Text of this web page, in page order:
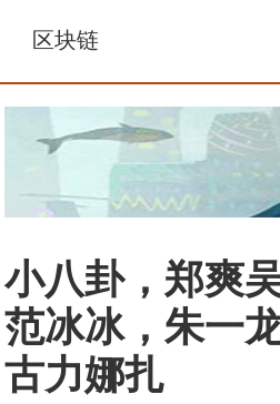
区块链
小八卦，郑爽
范冰冰，朱一
古力娜扎